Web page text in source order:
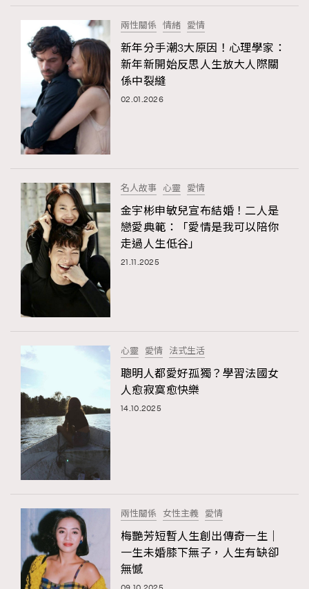
|
Japan | Portugal | Spain
兩性關係 情緒 愛情
新年分手潮3大原因！心理學家：
新年新開始反思人生放大人際關
係中裂縫
02.01.2026
名人故事 心靈 愛情
金宇彬申敏兒宣布結婚！二人是
戀愛典範：「愛情是我可以陪你
走過人生低谷」
21.11.2025
心靈 愛情 法式生活
聰明人都愛好孤獨？學習法國女
人愈寂寞愈快樂
14.10.2025
兩性關係 女性主義 愛情
梅艷芳短暫人生創出傳奇一生｜
一生未婚膝下無子，人生有缺卻
無憾